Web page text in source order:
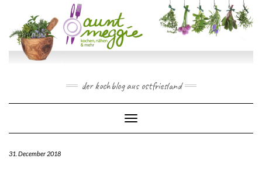
content
der kochblog aus ostfriesland
Toggle Navigation
31. December 2018